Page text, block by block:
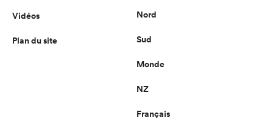
Vidéos
Plan du site
Nord
Sud
Monde
NZ
Français